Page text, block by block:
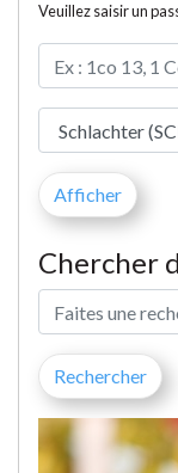
Veuillez saisir un
Chercher